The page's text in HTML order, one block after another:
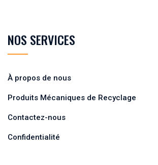
NOS SERVICES
À propos de nous
Produits Mécaniques de Recyclage
Contactez-nous
Confidentialité